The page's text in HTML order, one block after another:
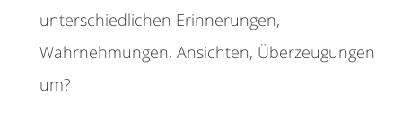
unterschiedlichen Erinnerungen,
Wahrnehmungen, Ansichten, Überzeugungen
um?